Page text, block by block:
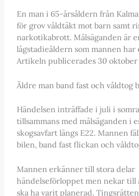
En man i 65-årsåldern från
för grov våldtäkt mot barn samt
narkotikabrott. Målsäganden är
lågstadieåldern som mannen
Artikeln publicerades 30 oktober
Äldre man band fast och våldtog
Händelsen inträffade i juli i
tillsammans med målsäganden i
skogsavfart längs E22. Mannen
bilen, band fast flickan och
Mannen erkänner till stora delar
händelseförloppet men nekar till
ska ha varit planerad.